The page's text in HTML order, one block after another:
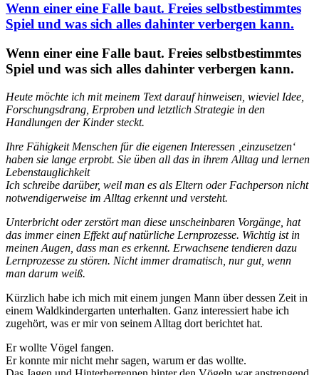
Wenn einer eine Falle baut. Freies selbstbestimmtes
Spiel und was sich alles dahinter verbergen kann.
Wenn einer eine Falle baut. Freies selbstbestimmtes
Spiel und was sich alles dahinter verbergen kann.
Heute möchte ich mit meinem Text darauf hinweisen, wieviel Idee,
Forschungsdrang, Erproben und letztlich Strategie in den
Handlungen der Kinder steckt.
Ihre Fähigkeit Menschen für die eigenen Interessen ‚einzusetzen‘
haben sie lange erprobt. Sie üben all das in ihrem Alltag und lernen
Lebenstauglichkeit
Ich schreibe darüber, weil man es als Eltern oder Fachperson nicht
notwendigerweise im Alltag erkennt und versteht.
Unterbricht oder zerstört man diese unscheinbaren Vorgänge, hat
das immer einen Effekt auf natürliche Lernprozesse. Wichtig ist in
meinen Augen, dass man es erkennt. Erwachsene tendieren dazu
Lernprozesse zu stören. Nicht immer dramatisch, nur gut, wenn
man darum weiß.
Kürzlich habe ich mich mit einem jungen Mann über dessen Zeit in
einem Waldkindergarten unterhalten. Ganz interessiert habe ich
zugehört, was er mir von seinem Alltag dort berichtet hat.
Er wollte Vögel fangen.
Er konnte mir nicht mehr sagen, warum er das wollte.